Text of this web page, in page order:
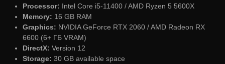
Processor: Intel Core i5-11400 / AMD Ryzen 5 5600X
Memory: 16 GB RAM
Graphics: NVIDIA GeForce RTX 2060 / AMD Radeon RX
6600 (6+ ГБ VRAM)
DirectX: Version 12
Storage: 30 GB available space